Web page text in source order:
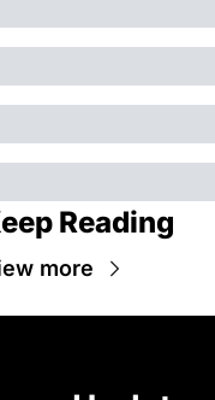
Reading
more